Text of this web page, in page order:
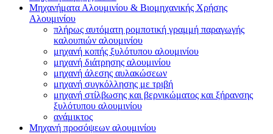
Μηχανήματα Αλουμινίου & Βιομηχανικής Χρήσης
Αλουμινίου
πλήρως αυτόματη ρομποτική γραμμή παραγωγής
καλουπιών αλουμινίου
μηχανή κοπής ξυλότυπου αλουμινίου
μηχανή διάτρησης αλουμινίου
μηχανή άλεσης αυλακώσεων
μηχανή συγκόλλησης με τριβή
μηχανή στίλβωσης και βερνικώματος και ξήρανσης
ξυλότυπου αλουμινίου
ανάμικτος
Μηχανή προσόψεων αλουμινίου